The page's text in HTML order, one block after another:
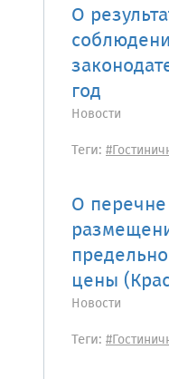
О
год
Новости
Теги:
О
цены
Новости
Теги: